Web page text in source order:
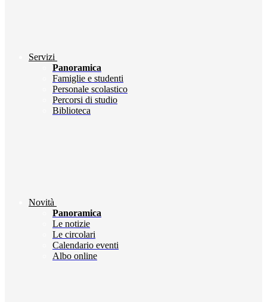
Servizi
Panoramica
Famiglie e studenti
Personale scolastico
Percorsi di studio
Biblioteca
Novità
Panoramica
Le notizie
Le circolari
Calendario eventi
Albo online